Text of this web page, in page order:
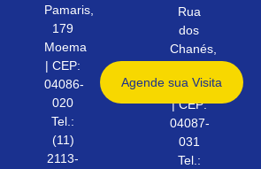
Agende sua Visita
Pamaris,
179
Moema
| CEP:
04086-
020
Tel.:
(11)
2113-
Rua
dos
Chanés,
Moema
| CEP:
04087-
031
Tel.: